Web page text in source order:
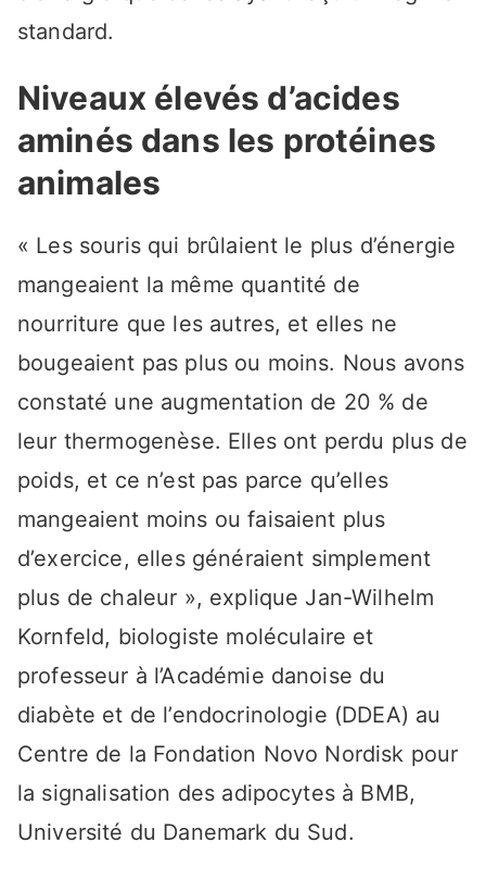
standard.
Niveaux élevés d’acides
aminés dans les protéines
animales
« Les souris qui brûlaient le plus d’énergie
mangeaient la même quantité de
nourriture que les autres, et elles ne
bougeaient pas plus ou moins. Nous avons
constaté une augmentation de 20 % de
leur thermogenèse. Elles ont perdu plus de
poids, et ce n’est pas parce qu’elles
mangeaient moins ou faisaient plus
d’exercice, elles généraient simplement
plus de chaleur », explique Jan-Wilhelm
Kornfeld, biologiste moléculaire et
professeur à l’Académie danoise du
diabète et de l’endocrinologie (DDEA) au
Centre de la Fondation Novo Nordisk pour
la signalisation des adipocytes à BMB,
Université du Danemark du Sud.